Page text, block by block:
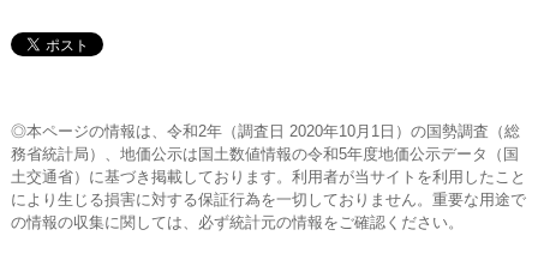
◎本ページの情報は、令和2年（調査日 2020年10月1日）の国勢調査（総
務省統計局）、地価公示は国土数値情報の令和5年度地価公示データ（国
土交通省）に基づき掲載しております。利用者が当サイトを利用したこと
により生じる損害に対する保証行為を一切しておりません。重要な用途で
の情報の収集に関しては、必ず統計元の情報をご確認ください。